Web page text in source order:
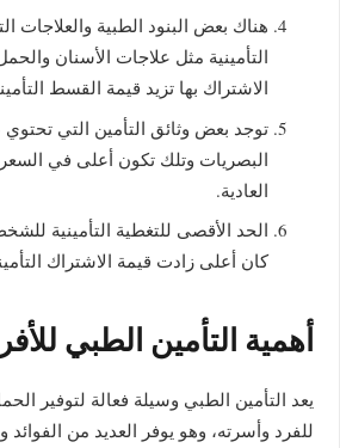
هناك بعض البنود الطبية والعلاجات
التأمينية مثل علاجات الأسنان
الاشتراك بها تزيد قيمة القسط
توجد بعض وثائق التأمين التي
البصريات وتلك تكون أعلى في
العادية.
الحد الأقصى للتغطية التأمينية
كان أعلى زادت قيمة الاشتراك
أهمية التأمين الطبي
يعد التأمين الطبي وسيلة فعالة لتوفير
للفرد وأسرته، وهو يوفر العديد من الفوائد